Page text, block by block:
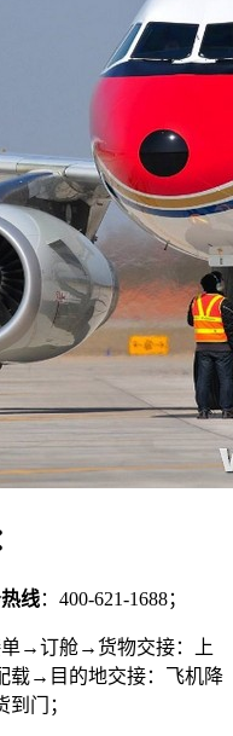
线：400-621-1688；
单→订舱→货物交接：上
载→目的地交接：飞机降
门；